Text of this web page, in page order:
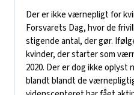
Der er ikke værnepligt for
Forsvarets Dag, hvor de
stigende antal, der gør.
kvinder, der starter som
2020. Der er dog ikke
blandt blandt de